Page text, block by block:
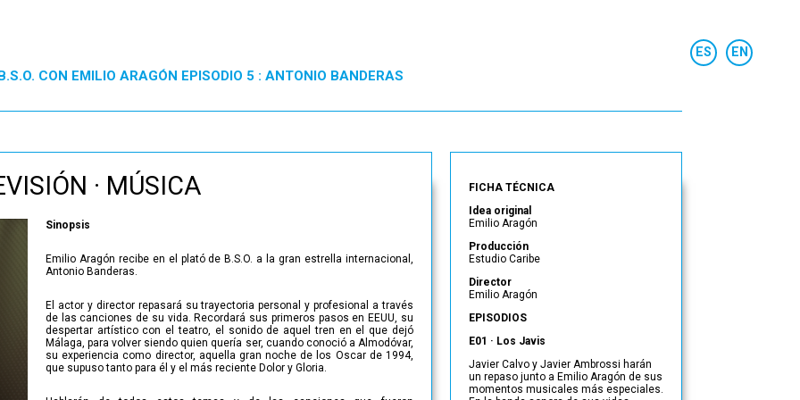
CON EMILIO ARAGÓN EPISODIO 5 : ANTONIO BANDERAS
· MÚSICA
Sinopsis
Emilio Aragón recibe en el plató de B.S.O. a la gran estrella internacional,
Antonio Banderas.
El actor y director repasará su trayectoria personal y profesional a través
de las canciones de su vida. Recordará sus primeros pasos en EEUU, su
despertar artístico con el teatro, el sonido de aquel tren en el que dejó
Málaga, para volver siendo quien quería ser, cuando conoció a Almodóvar,
su experiencia como director, aquella gran noche de los Oscar de 1994,
que supuso tanto para él y el más reciente Dolor y Gloria.
FICHA TÉCNICA
Idea original
Emilio Aragón
Producción
Estudio Caribe
Director
Emilio Aragón
EPISODIOS
E01 · Los Javis
Javier Calvo y Javier Ambrossi harán
un repaso junto a Emilio Aragón de sus
momentos musicales más especiales.